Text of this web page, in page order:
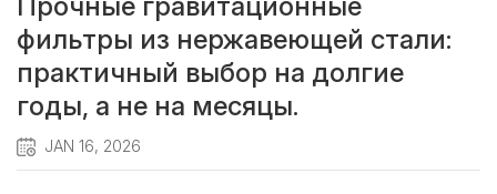
фильтры из нержавеющей стали:
практичный выбор на долгие
годы, а не на месяцы.
JAN 16, 2026